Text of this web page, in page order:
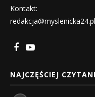
Kontakt:
redakcja@myslenicka24.pl
NAJCZĘŚCIEJ